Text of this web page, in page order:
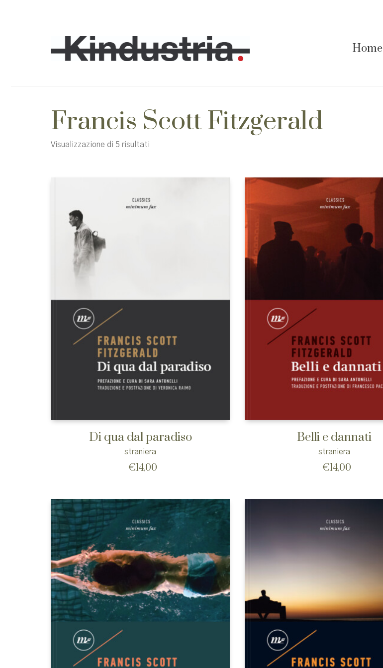
Home
Francis Scott Fitzgerald
Visualizzazione di 5 risultati
recente
Di qua dal paradiso
straniera
€14,00
Belli e dannati
straniera
€14,00